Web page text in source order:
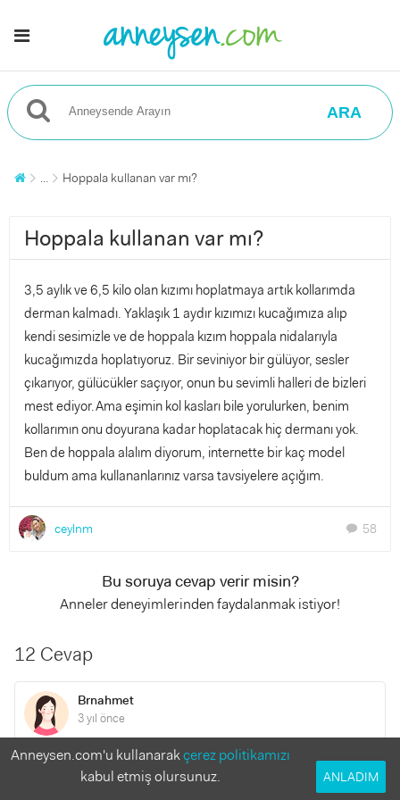
ARA
... Hoppala kullanan var mı?
Hoppala kullanan var mı?
3,5 aylık ve 6,5 kilo olan kızımı hoplatmaya artık kollarımda
derman kalmadı. Yaklaşık 1 aydır kızımızı kucağımıza alıp
kendi sesimizle ve de hoppala kızım hoppala nidalarıyla
kucağımızda hoplatıyoruz. Bir seviniyor bir gülüyor, sesler
çıkarıyor, gülücükler saçıyor, onun bu sevimli halleri de bizleri
mest ediyor.Ama eşimin kol kasları bile yorulurken, benim
kollarımın onu doyurana kadar hoplatacak hiç dermanı yok.
Ben de hoppala alalım diyorum, internette bir kaç model
buldum ama kullananlarınız varsa tavsiyelere açığım.
ceylnm chat 58
Bu soruya cevap verir misin?
Anneler deneyimlerinden faydalanmak istiyor!
12 Cevap
Brnahmet
3 yıl önce
Merhabalar güzel anneler depremde herşeyimizi kaybettik
7 aylık bir bebeğim var İstanbul’da 1+1 kiradayız çocuğuma
Anneysen.com'u kullanarakçerez politikamızı
kabul etmiş olursunuz.
ANLADIM